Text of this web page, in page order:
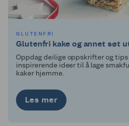
GLUTENFRI
Glutenfri kake og annet søt
Oppdag deilige oppskrifter og tips
inspirerende ideer til å lage
kaker hjemme.
Les mer